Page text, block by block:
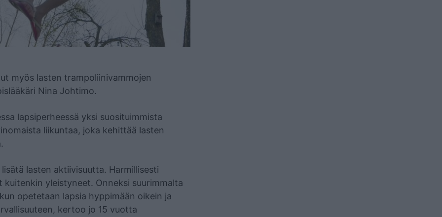
myös lasten trampoliinivammojen
Nina Johtimo.
lapsiperheessä yksi suosituimmista
liikuntaa, joka kehittää lasten
lasten aktiivisuutta. Harmillisesti
yleistyneet. Onneksi suurimmalta
opetetaan lapsia hyppimään oikein ja
kertoo jo 15 vuotta